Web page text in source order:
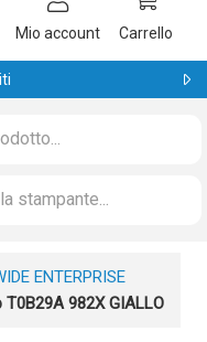
Mio account Carrello
ENTERPRISE
982X GIALLO